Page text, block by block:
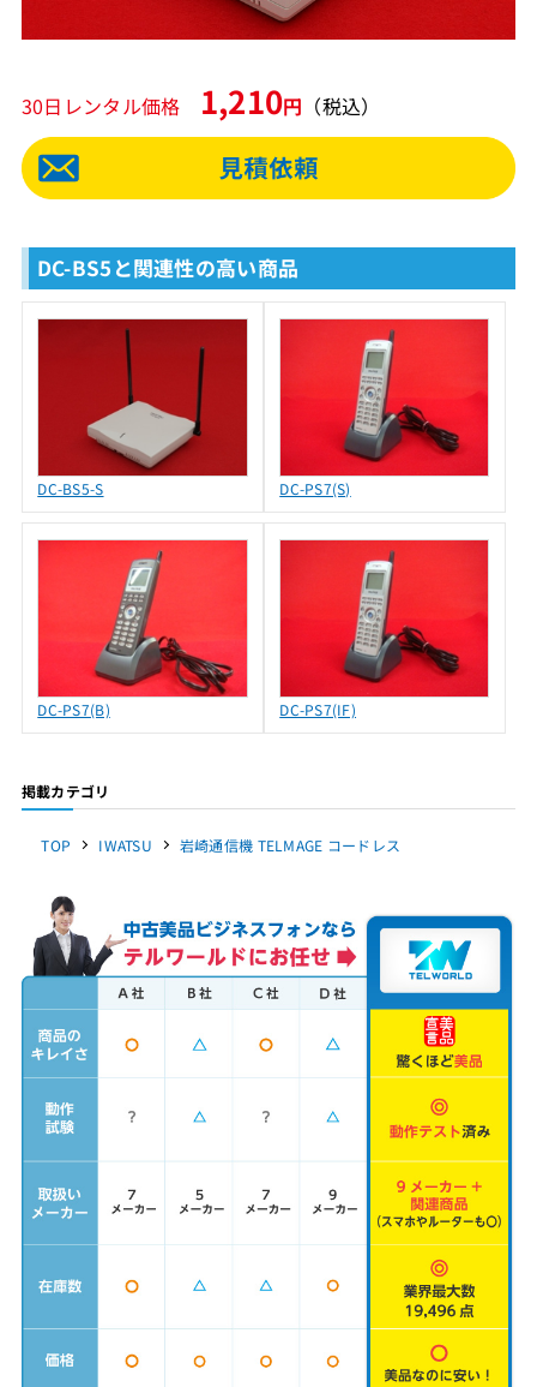
30日レンタル価格 1,210円 （税込）
DC-BS5と関連性の高い商品
DC-BS5-S DC-PS7(S)
DC-PS7(B) DC-PS7(IF)
掲載カテゴリ
TOP IWATSU 岩崎通信機 TELMAGE コードレス